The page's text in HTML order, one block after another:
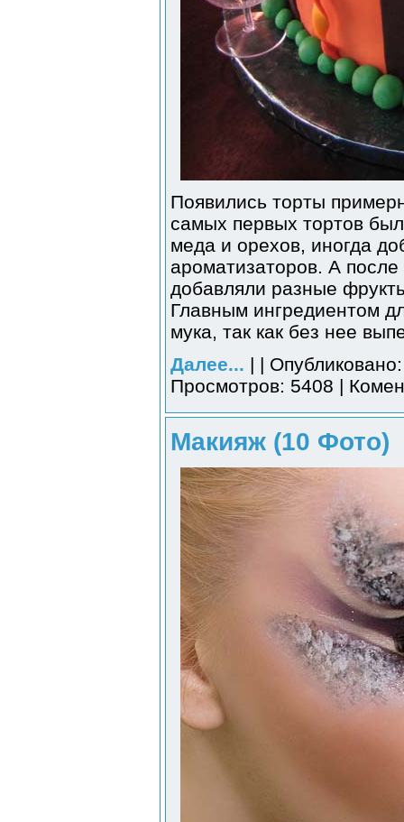
Появились торты
самых первых тортов
меда и орехов, иногда
ароматизаторов. А после
добавляли разные
Главным ингредиентом
мука, так как без нее
Далее... | |
Просмотров: 5408 |
Макияж (10 Фото)